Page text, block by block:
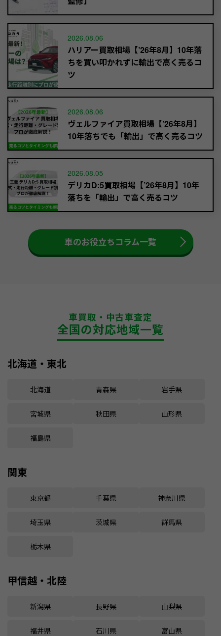
2026.08.06
ハリアー買取相場【’26年8月】10年落
ちを買い叩かれずに輸出で高く売るコ
ツ
2026.08.06
ヴェルファイア買取相場【’26年8月】
10年落ちでも「輸出」で高く売るコツ
2026.08.05
デリカD:5買取相場【’26年8月】10年
落ちを「輸出」で高く売るコツ
車のお役立ちコラム一覧
車買取・中古車査定
全国の対応地域一覧
北海道・東北
北海道 青森県 岩手県
宮城県 秋田県 山形県
福島県
関東
東京都 千葉県 神奈川県
埼玉県 茨城県 群馬県
栃木県
甲信越・北陸
新潟県 長野県 山梨県
福井県 石川県 富山県